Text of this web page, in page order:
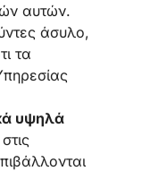
αυτών.
άσυλο,
τα
υψηλά
στις